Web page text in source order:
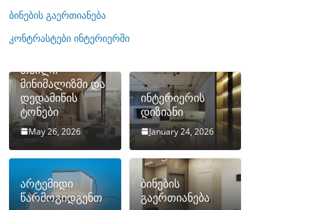
ბ
ი
ბინების გაერთიანება
კონტრასტები ინტერიერში
თბილი
მინიმალიზმი და
დედამიწის
ტონები
May 26, 2026
ინტერიერის
დიზიანი
January 24, 2026
არტემიდი
წარმოგიდგენთ
ბინების
გაერთიანება